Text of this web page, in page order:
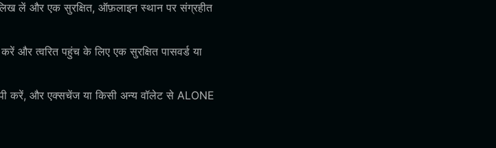
लें और एक सुरक्षित, ऑफ़लाइन स्थान पर संग्रहीत
त्वरित पहुंच के लिए एक सुरक्षित पासवर्ड या
करें, और एक्सचेंज या किसी अन्य वॉलेट से ALONE